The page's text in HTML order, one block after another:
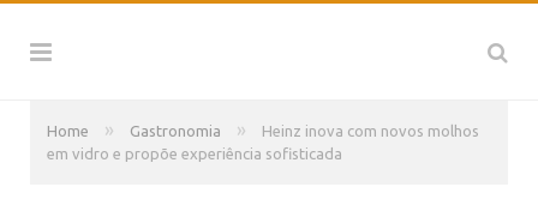
Home » Gastronomia »
Heinz inova com novos molhos
em vidro e propõe experiência sofisticada